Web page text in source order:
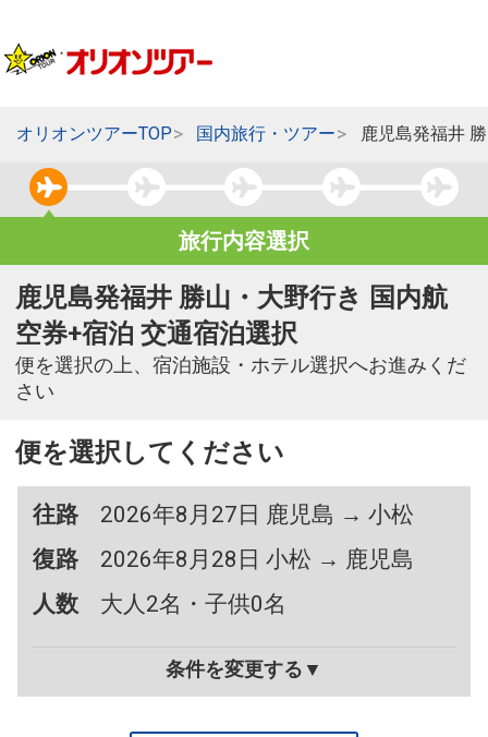
オリオンツアーTOP 国内旅行・ツアー 鹿児島発福井
旅行内容選択
鹿児島発福井 勝山・大野行き 国内航
空券+宿泊 交通宿泊選択
便を選択の上、宿泊施設・ホテル選択へお進みくだ
さい
便を選択してください
往路
2026年8月27日 鹿児島 → 小松
復路
2026年8月28日 小松 → 鹿児島
人数
大人2名・子供0名
条件を変更する▼